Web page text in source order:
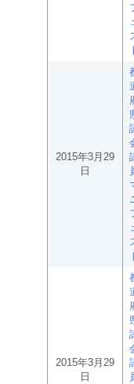
2015年3月29
日
2015年3月29
日